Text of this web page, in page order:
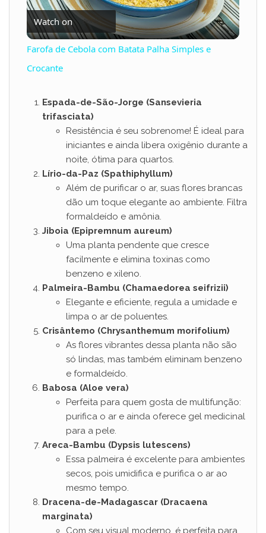
l
y
V
i
d
e
o
Watch on
Farofa de Cebola com Batata Palha Simples e
Crocante
Espada-de-São-Jorge (Sansevieria
trifasciata)
Resistência é seu sobrenome! É ideal para
iniciantes e ainda libera oxigênio durante a
noite, ótima para quartos.
Lírio-da-Paz (Spathiphyllum)
Além de purificar o ar, suas flores brancas
dão um toque elegante ao ambiente. Filtra
formaldeído e amônia.
Jiboia (Epipremnum aureum)
Uma planta pendente que cresce
facilmente e elimina toxinas como
benzeno e xileno.
Palmeira-Bambu (Chamaedorea seifrizii)
Elegante e eficiente, regula a umidade e
limpa o ar de poluentes.
Crisântemo (Chrysanthemum morifolium)
As flores vibrantes dessa planta não são
só lindas, mas também eliminam benzeno
e formaldeído.
Babosa (Aloe vera)
Perfeita para quem gosta de multifunção:
purifica o ar e ainda oferece gel medicinal
para a pele.
Areca-Bambu (Dypsis lutescens)
Essa palmeira é excelente para ambientes
secos, pois umidifica e purifica o ar ao
mesmo tempo.
Dracena-de-Madagascar (Dracaena
marginata)
Com seu visual moderno, é perfeita para